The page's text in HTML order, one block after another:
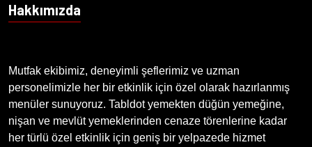
Hakkımızda
Mutfak ekibimiz, deneyimli şeflerimiz ve uzman
personelimizle her bir etkinlik için özel olarak hazırlanmış
menüler sunuyoruz. Tabldot yemekten düğün yemeğine,
nişan ve mevlüt yemeklerinden cenaze törenlerine kadar
her türlü özel etkinlik için geniş bir yelpazede hizmet